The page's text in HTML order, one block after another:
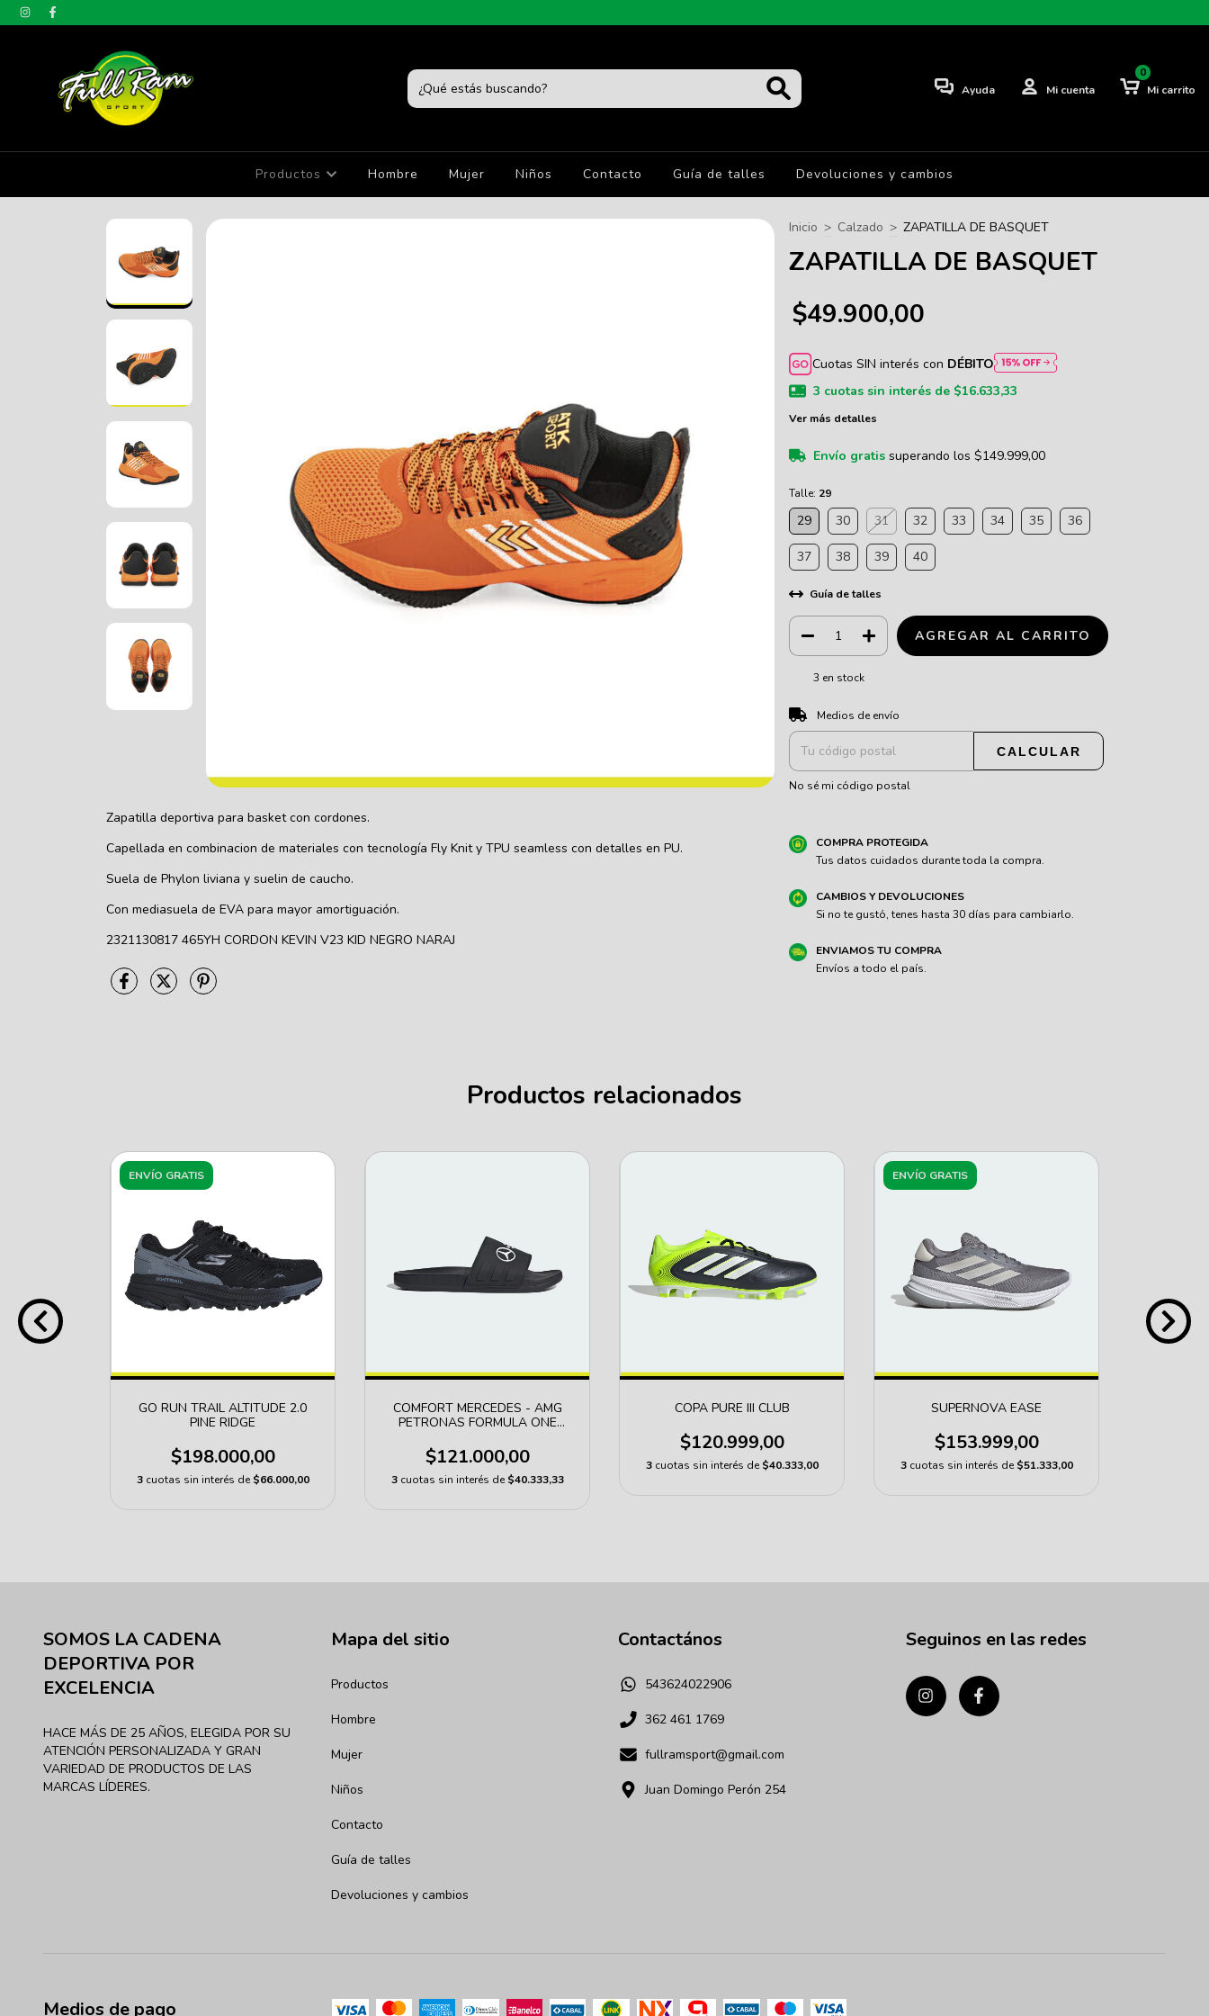
Ayuda Mi cuenta Mi carrito
0
Productos Hombre Mujer Niños Contacto Guía de talles Devoluciones y cambios
Zapatilla deportiva para basket con cordones.
Capellada en combinacion de materiales con tecnología Fly Knit y TPU seamless con detalles en PU.
Suela de Phylon liviana y suelin de caucho.
Con mediasuela de EVA para mayor amortiguación.
2321130817 465YH CORDON KEVIN V23 KID NEGRO NARAJ
Inicio > Calzado > ZAPATILLA DE BASQUET
ZAPATILLA DE BASQUET
$49.900,00
Cuotas SIN interés con DÉBITO
3 cuotas sin interés de $16.633,33
Ver más detalles
Envío gratis superando los $149.999,00
Talle: 29
29 30 31 32 33 34 35 36
37 38 39 40
Guía de talles
3 en stock
Entregas para el CP:
Medios de envío
CALCULAR
No sé mi código postal
COMPRA PROTEGIDA
Tus datos cuidados durante toda la compra.
CAMBIOS Y DEVOLUCIONES
Si no te gustó, tenes hasta 30 días para cambiarlo.
ENVIAMOS TU COMPRA
Envíos a todo el país.
Productos relacionados
ENVÍO GRATIS
GO RUN TRAIL ALTITUDE 2.0
PINE RIDGE
$198.000,00
3 cuotas sin interés de $66.000,00
COMFORT MERCEDES - AMG
PETRONAS FORMULA ONE
$121.000,00
3 cuotas sin interés de $40.333,33
COPA PURE III CLUB
$120.999,00
3 cuotas sin interés de $40.333,00
ENVÍO GRATIS
SUPERNOVA EASE
$153.999,00
3 cuotas sin interés de $51.333,00
SOMOS LA CADENA
DEPORTIVA POR
EXCELENCIA
HACE MÁS DE 25 AÑOS, ELEGIDA POR SU
ATENCIÓN PERSONALIZADA Y GRAN
VARIEDAD DE PRODUCTOS DE LAS
MARCAS LÍDERES.
Mapa del sitio
Productos
Hombre
Mujer
Niños
Contacto
Guía de talles
Devoluciones y cambios
Contactános
543624022906
362 461 1769
fullramsport@gmail.com
Juan Domingo Perón 254
Seguinos en las redes
Medios de pago